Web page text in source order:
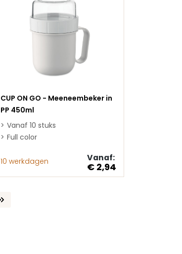
CUP ON GO - Meeneembeker in
PP 450ml
Vanaf 10 stuks
Full color
10 werkdagen Vanaf:
€ 2,94